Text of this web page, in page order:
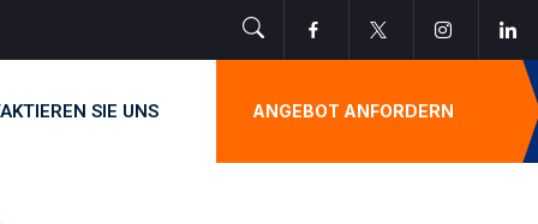
SIE UNS ANGEBOT ANFORDERN